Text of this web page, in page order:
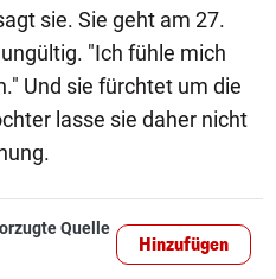
sie. Sie geht am 27.
"Ich fühle mich
Und sie fürchtet um die
lasse sie daher nicht
Quelle
Hinzufügen